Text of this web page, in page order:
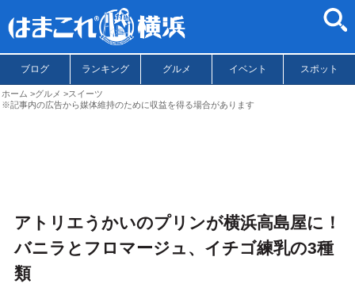
ブログ ランキング グルメ イベント スポット
ホーム グルメ
スイーツ
※記事内の広告から媒体維持のために収益を得る場合があります
アトリエうかいのプリンが横浜高島屋に！
バニラとフロマージュ、イチゴ練乳の3種
類